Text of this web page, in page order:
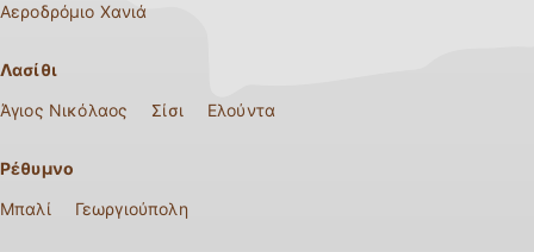
Αεροδρόμιο Χανιά
Λασίθι
Άγιος Νικόλαος
Σίσι Ελούντα
Ρέθυμνο
Μπαλί
Γεωργιούπολη